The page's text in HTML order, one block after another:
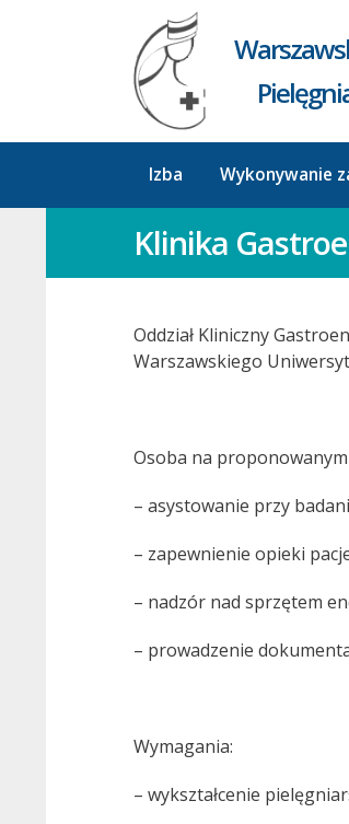
Izba Wykonywanie
Klinika
Oddział Kliniczny
Warszawskiego
Osoba na
– asystowanie przy
– zapewnienie opieki
– nadzór nad sprzętem
– prowadzenie
Wymagania:
– wykształcenie